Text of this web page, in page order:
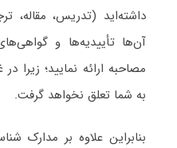
داشته‌اید (تدریس، مقاله،
آن‌ها تأییدیه‌ها و
مصاحبه ارائه نمایید؛ زیرا
به شما تعلق نخواهد گرفت.
بنابراین علاوه بر مدارک